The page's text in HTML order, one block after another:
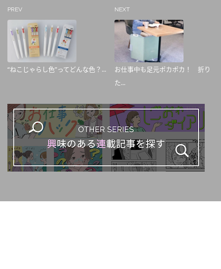
PREV
“ねこじゃらし色”ってどんな色？...
NEXT
お仕事中も足元ポカポカ！ 折り
た...